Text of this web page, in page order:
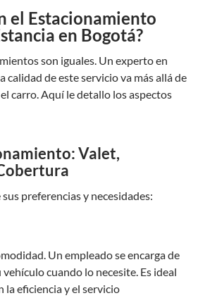
el Estacionamiento
en Bogotá?
son iguales. Un experto en
calidad de este servicio va más allá de
carro. Aquí le detallo los aspectos
Valet,
preferencias y necesidades:
Un empleado se encarga de
cuando lo necesite. Es ideal
la eficiencia y el servicio